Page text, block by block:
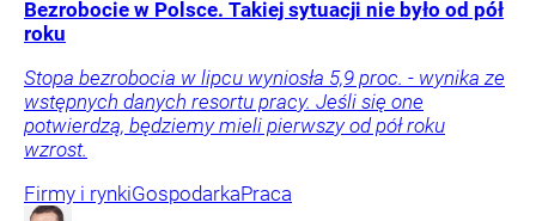
Bezrobocie w Polsce. Takiej sytuacji nie było od pół
roku
Stopa bezrobocia w lipcu wyniosła 5,9 proc. - wynika ze
wstępnych danych resortu pracy. Jeśli się one
potwierdzą, będziemy mieli pierwszy od pół roku
wzrost.
Firmy i rynkiGospodarkaPraca